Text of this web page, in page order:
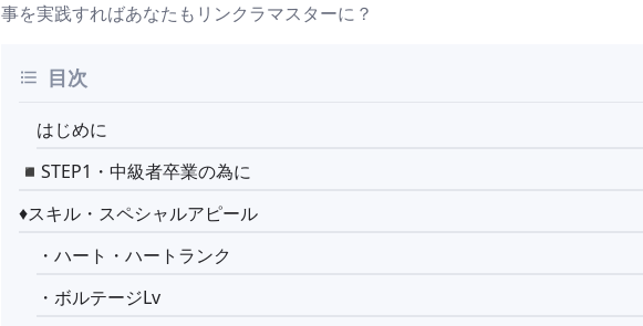
事を実践すればあなたもリンクラマスターに？
目次
はじめに
◾️STEP1・中級者卒業の為に
♦︎スキル・スペシャルアピール
・ハート・ハートランク
・ボルテージLv